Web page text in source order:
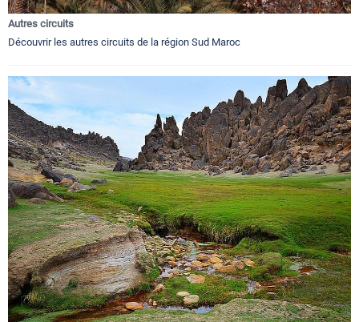
Autres circuits
Découvrir les autres circuits de la région Sud Maroc